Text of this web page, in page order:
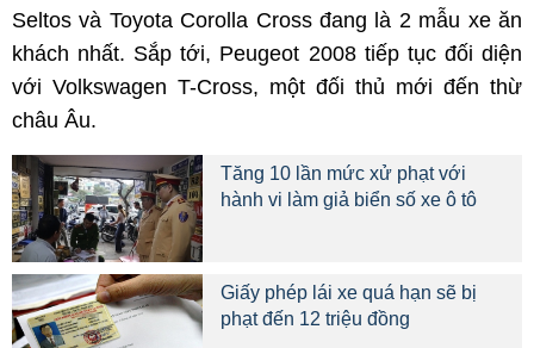
Seltos và Toyota Corolla Cross đang là 2 mẫu xe ăn
khách nhất. Sắp tới, Peugeot 2008 tiếp tục đối diện
với Volkswagen T-Cross, một đối thủ mới đến thừ
châu Âu.
Tăng 10 lần mức xử phạt với
hành vi làm giả biển số xe ô tô
Giấy phép lái xe quá hạn sẽ bị
phạt đến 12 triệu đồng